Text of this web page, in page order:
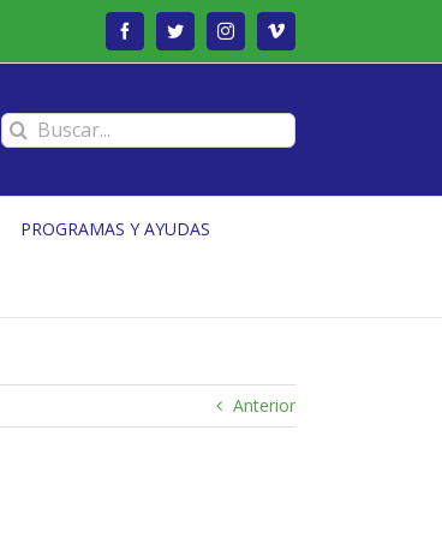
FacebookTwitterInstagramVimeo
Buscar:
PROGRAMAS Y AYUDAS
Anterior